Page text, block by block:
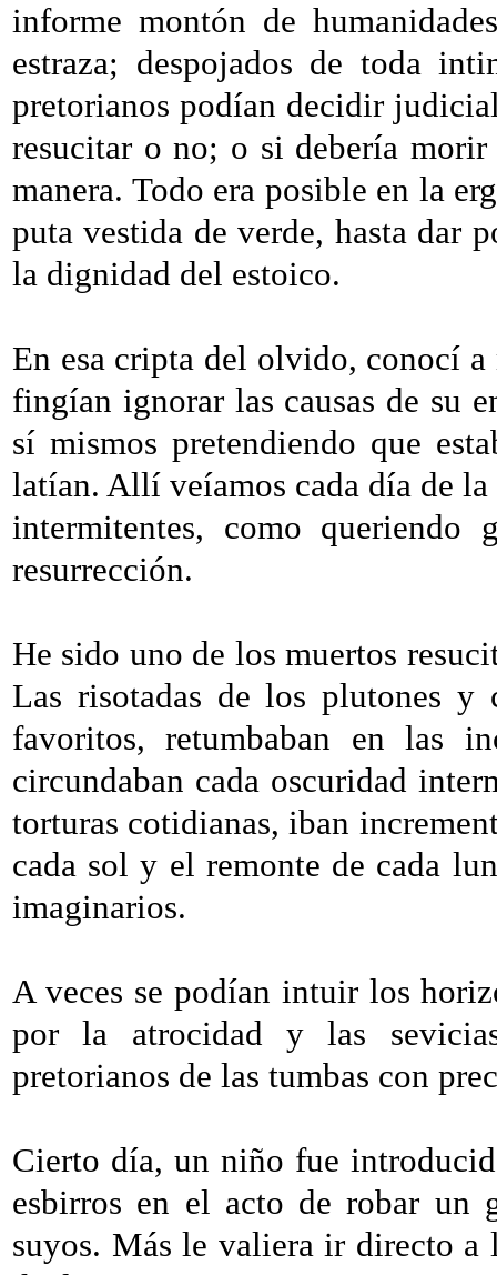
informe montón de
estraza; despojados de toda
pretorianos podían decidir
resucitar o no; o si debería
manera. Todo era posible en la
puta vestida de verde, hasta dar
la dignidad del estoico.
En esa cripta del olvido, conocí
fingían ignorar las causas de su
sí mismos pretendiendo que
latían. Allí veíamos cada día de la
intermitentes, como
resurrección.
He sido uno de los muertos
Las risotadas de los plutones y
favoritos, retumbaban en las
circundaban cada oscuridad
torturas cotidianas, iban
cada sol y el remonte de cada
imaginarios.
A veces se podían intuir los
por la atrocidad y las
pretorianos de las tumbas con
Cierto día, un niño fue
esbirros en el acto de robar un
suyos. Más le valiera ir directo